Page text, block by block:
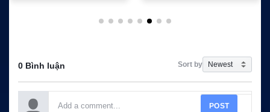
0 Bình luận Sort by
POST